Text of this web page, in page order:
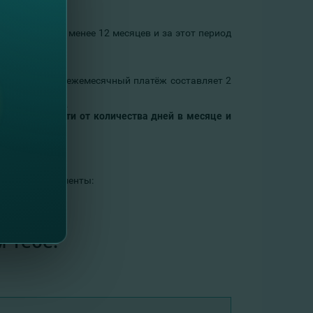
их не менее 12 месяцев и за этот период
10,00% ежемесячный платёж составляет 2
449,21 леев.
в зависимости от количества дней в месяце и
документы:
тебе!